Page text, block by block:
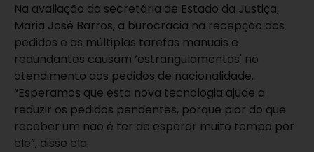
Na avaliação da secretária de Estado da Justiça,
Maria José Barros, a burocracia na recepção dos
pedidos e as múltiplas tarefas manuais e
redundantes causam ‘estrangulamentos' no
atendimento aos pedidos de nacionalidade.
“Esperamos que esta nova tecnologia ajude a
reduzir os pedidos pendentes, porque pior do que
receber um não é ter de esperar muito tempo por
ele”, disse ela.